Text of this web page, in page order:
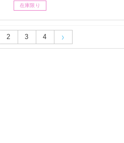
在庫限り
2 3 4